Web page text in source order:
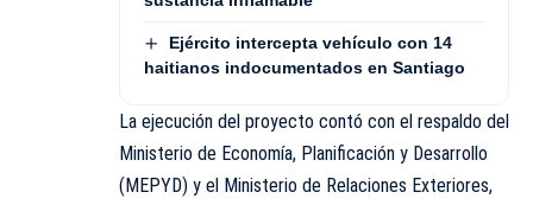
Ejército intercepta vehículo con 14
haitianos indocumentados en Santiago
La ejecución del proyecto contó con el respaldo del
Ministerio de Economía, Planificación y Desarrollo
(MEPYD) y el Ministerio de Relaciones Exteriores,